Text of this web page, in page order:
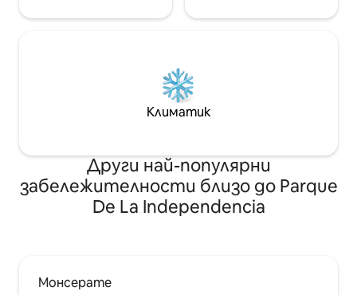
Климатик
Други най-популярни
забележителности близо до Parque
De La Independencia
Монсерате